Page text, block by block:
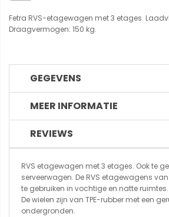
Fetra RVS-etagewagen met 3 etages.
Draagvermogen: 150 kg.
GEGEVENS
MEER INFORMATIE
REVIEWS
RVS etagewagen met 3 etages. Ook te
serveerwagen. De RVS etagewagens
te gebruiken in vochtige en natte ruimtes.
De wielen zijn van TPE-rubber met een
ondergronden.